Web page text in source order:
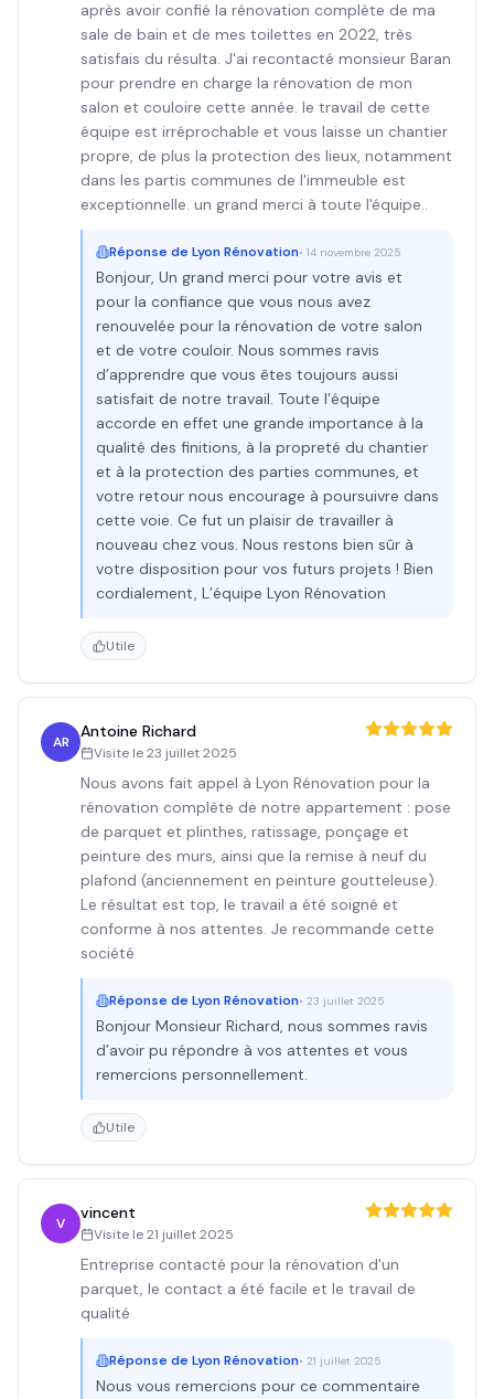
après avoir confié la rénovation complète de ma
sale de bain et de mes toilettes en 2022, très
satisfais du résulta. J'ai recontacté monsieur Baran
pour prendre en charge la rénovation de mon
salon et couloire cette année. le travail de cette
équipe est irréprochable et vous laisse un chantier
propre, de plus la protection des lieux, notamment
dans les partis communes de l'immeuble est
exceptionnelle. un grand merci à toute l'équipe..
Réponse de Lyon Rénovation• 14 novembre 2025
Bonjour, Un grand merci pour votre avis et
pour la confiance que vous nous avez
renouvelée pour la rénovation de votre salon
et de votre couloir. Nous sommes ravis
d’apprendre que vous êtes toujours aussi
satisfait de notre travail. Toute l’équipe
accorde en effet une grande importance à la
qualité des finitions, à la propreté du chantier
et à la protection des parties communes, et
votre retour nous encourage à poursuivre dans
cette voie. Ce fut un plaisir de travailler à
nouveau chez vous. Nous restons bien sûr à
votre disposition pour vos futurs projets ! Bien
cordialement, L’équipe Lyon Rénovation
Utile
AR
Antoine Richard
Visite le23 juillet 2025
Nous avons fait appel à Lyon Rénovation pour la
rénovation complète de notre appartement : pose
de parquet et plinthes, ratissage, ponçage et
peinture des murs, ainsi que la remise à neuf du
plafond (anciennement en peinture goutteleuse).
Le résultat est top, le travail a été soigné et
conforme à nos attentes. Je recommande cette
société
Réponse de Lyon Rénovation• 23 juillet 2025
Bonjour Monsieur Richard, nous sommes ravis
d’avoir pu répondre à vos attentes et vous
remercions personnellement.
Utile
V
vincent
Visite le21 juillet 2025
Entreprise contacté pour la rénovation d'un
parquet, le contact a été facile et le travail de
qualité
Réponse de Lyon Rénovation• 21 juillet 2025
Nous vous remercions pour ce commentaire